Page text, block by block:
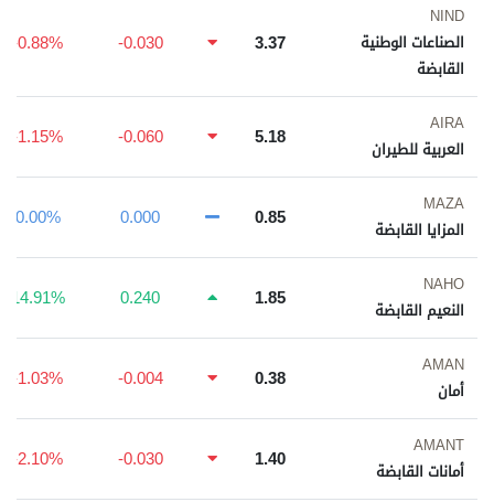
NIND
الصناعات الوطنية
القابضة
3.37
-0.030
-0.88%
AIRA
العربية للطيران
5.18
-0.060
-1.15%
MAZA
المزايا القابضة
0.85
0.000
0.00%
NAHO
النعيم القابضة
1.85
0.240
14.91%
AMAN
أمان
0.38
-0.004
-1.03%
AMANT
أمانات القابضة
1.40
-0.030
-2.10%